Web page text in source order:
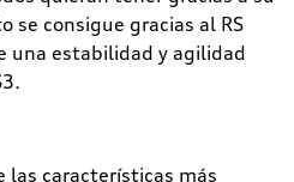
se consigue gracias al RS
una estabilidad y agilidad
las características más